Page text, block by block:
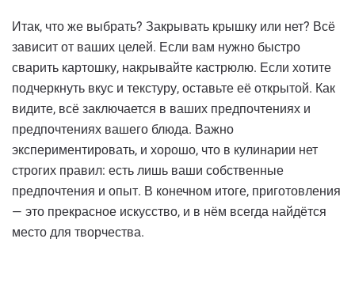
Итак, что же выбрать? Закрывать крышку или нет? Всё
зависит от ваших целей. Если вам нужно быстро
сварить картошку, накрывайте кастрюлю. Если хотите
подчеркнуть вкус и текстуру, оставьте её открытой. Как
видите, всё заключается в ваших предпочтениях и
предпочтениях вашего блюда. Важно
экспериментировать, и хорошо, что в кулинарии нет
строгих правил: есть лишь ваши собственные
предпочтения и опыт. В конечном итоге, приготовления
— это прекрасное искусство, и в нём всегда найдётся
место для творчества.